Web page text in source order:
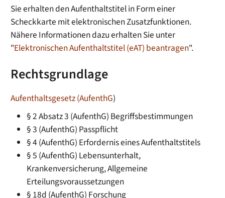
Sie erhalten den Aufenthaltstitel in Form einer
Scheckkarte mit elektronischen Zusatzfunktionen.
Nähere Informationen dazu erhalten Sie unter
"Elektronischen Aufenthaltstitel (eAT) beantragen".
Rechtsgrundlage
Aufenthaltsgesetz (AufenthG)
§ 2 Absatz 3 (AufenthG) Begriffsbestimmungen
§ 3 (AufenthG) Passpflicht
§ 4 (AufenthG) Erfordernis eines Aufenthaltstitels
§ 5 (AufenthG) Lebensunterhalt,
Krankenversicherung, Allgemeine
Erteilungsvoraussetzungen
§ 18d (AufenthG) Forschung